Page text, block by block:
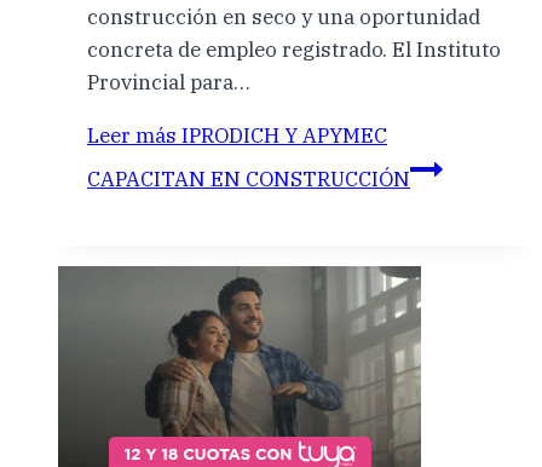
construcción en seco y una oportunidad
concreta de empleo registrado. El Instituto
Provincial para…
Leer más IPRODICH Y APYMEC
CAPACITAN EN CONSTRUCCIÓN